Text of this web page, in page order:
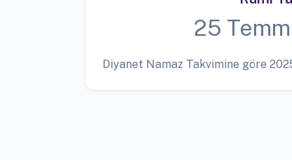
25
Diyanet Namaz Takvimine göre